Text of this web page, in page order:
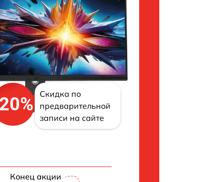
Скидка по
предварительной
записи на сайте
Конец акции